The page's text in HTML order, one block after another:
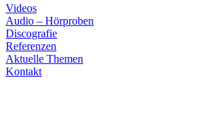
Videos
Audio – Hörproben
Discografie
Referenzen
Aktuelle Themen
Kontakt